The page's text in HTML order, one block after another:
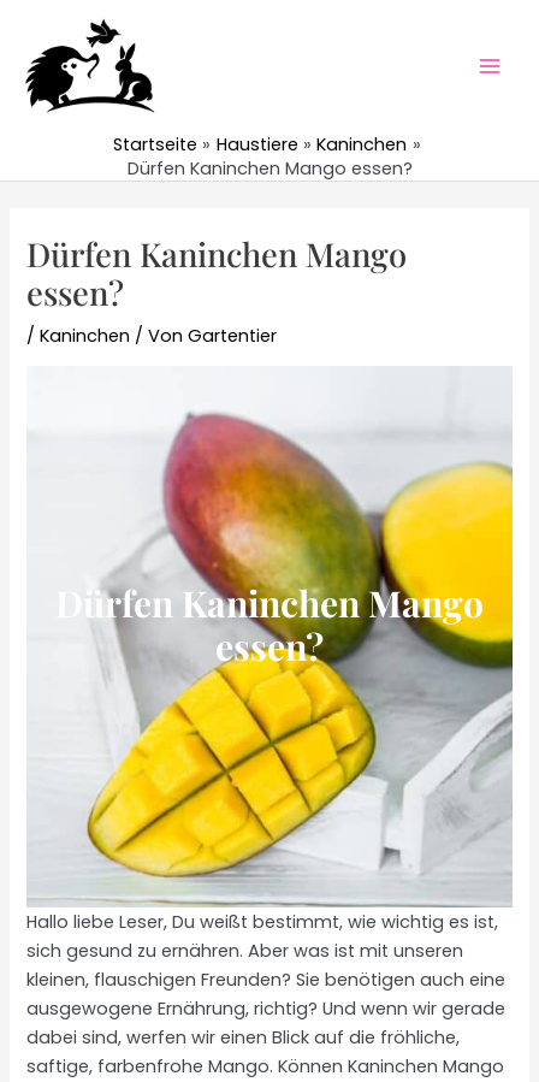
springen
Startseite Haustiere
Kaninchen
Dürfen Kaninchen Mango essen?
Dürfen Kaninchen Mango
essen?
/Kaninchen / VonGartentier
Dürfen Kaninchen Mango
essen?
Hallo liebe Leser, Du weißt bestimmt, wie wichtig es ist,
sich gesund zu ernähren. Aber was ist mit unseren
kleinen, flauschigen Freunden? Sie benötigen auch eine
ausgewogene Ernährung, richtig? Und wenn wir gerade
dabei sind, werfen wir einen Blick auf die fröhliche,
saftige, farbenfrohe Mango. Können Kaninchen Mango